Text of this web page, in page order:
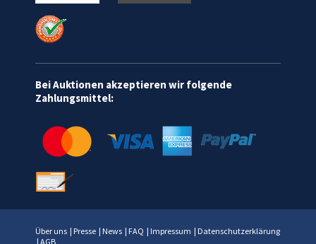
Bei Auktionen akzeptieren wir folgende
Zahlungsmittel:
Über uns | Presse | News | FAQ | Impressum | Datenschutzerklärung
| AGB